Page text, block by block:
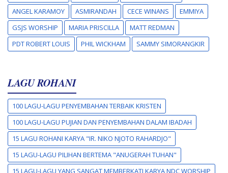
ANGEL KARAMOY
ASMIRANDAH CECE WINANS
EMMIYA
GSJS WORSHIP
MARIA PRISCILLA
MATT REDMAN
PDT ROBERT LOUIS
PHIL WICKHAM SAMMY SIMORANGKIR
LAGU ROHANI
100 LAGU-LAGU PENYEMBAHAN TERBAIK KRISTEN
100 LAGU-LAGU PUJIAN DAN PENYEMBAHAN DALAM IBADAH
15 LAGU ROHANI KARYA "IR. NIKO NJOTO RAHARDJO"
15 LAGU-LAGU PILIHAN BERTEMA "ANUGERAH TUHAN"
15 LAGU-LAGU YANG SANGAT MEMBERKATI KARYA NDC WORSHIP